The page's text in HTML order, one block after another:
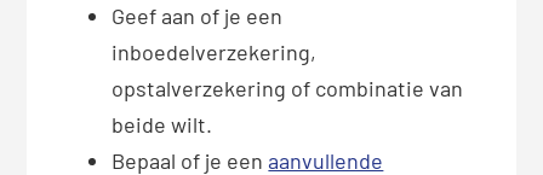
Geef aan of je een
inboedelverzekering,
opstalverzekering of combinatie van
beide wilt.
Bepaal of je eenaanvullende